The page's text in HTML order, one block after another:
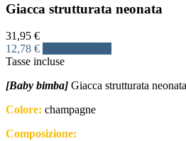
Giacca strutturata neonata
31,95 €
12,78 €
Tasse incluse
[Baby bimba] Giacca strutturata neonata
Colore: champagne
Composizione: